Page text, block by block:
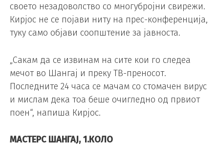
своето незадоволство со многубројни свирежи.
Кирјос не се појави ниту на прес-конференција,
туку само објави соопштение за јавноста.
„Сакам да се извинам на сите кои го следеа
мечот во Шангај и преку ТВ-преносот.
Последните 24 часа се мачам со стомачен вирус
и мислам дека тоа беше очигледно од првиот
поен“, напиша Кирјос.
МАСТЕРС ШАНГАЈ, 1.КОЛО